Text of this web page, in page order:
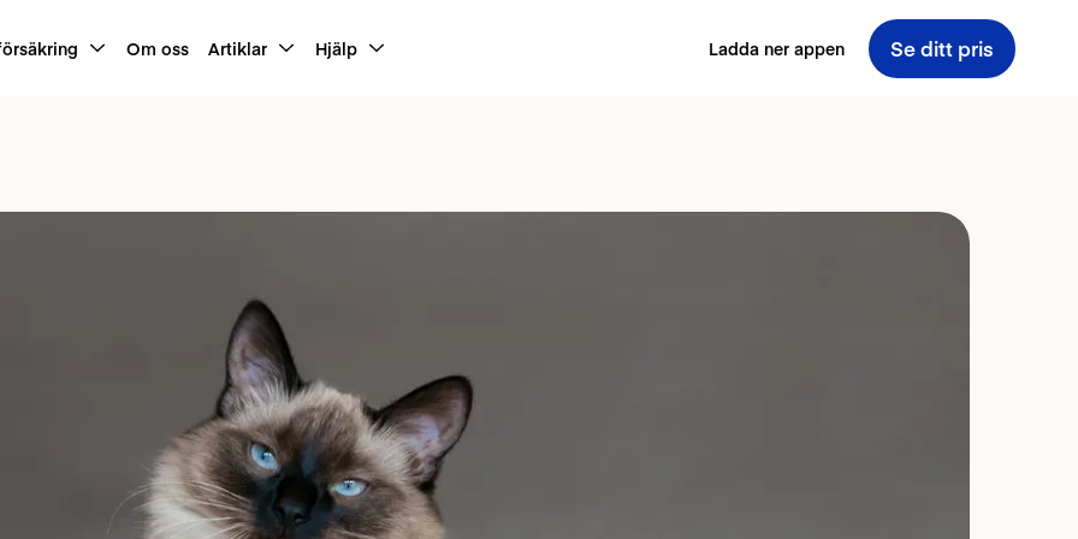
Om oss Artiklar Hjälp Ladda ner appen Se ditt pris